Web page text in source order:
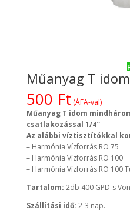
Műanyag T idom
500 Ft (ÁFA-val)
Műanyag T idom
csatlakozással 1/4″
Az alábbi víztisztítókkal
– Harmónia Vízforrás RO 75
– Harmónia Vízforrás RO 100
– Harmónia Vízforrás RO 100
Tartalom: 2db 400 GPD-s
Szállítási idő: 2-3 nap.